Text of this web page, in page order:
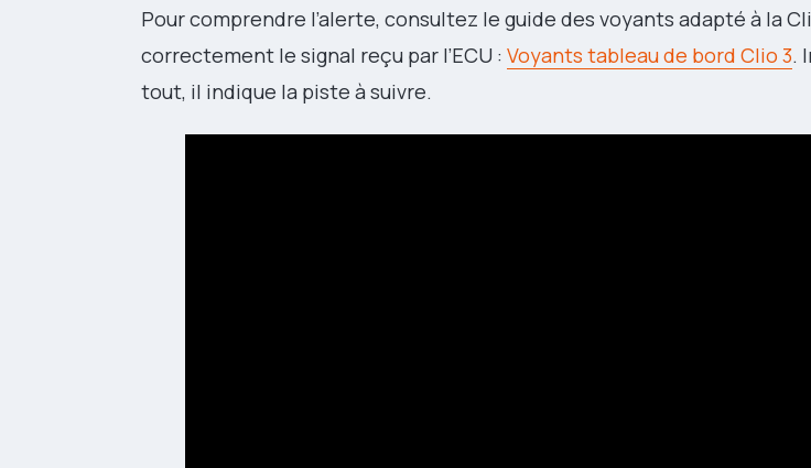
Pour comprendre l’alerte, consultez le guide des voyants adapté à la
correctement le signal reçu par l’ECU : Voyants tableau de bord Clio 3.
tout, il indique la piste à suivre.